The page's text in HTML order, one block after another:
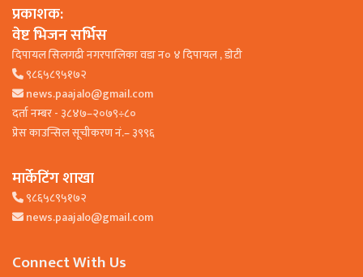
प्रकाशक:
वेष्ट भिजन सर्भिस
दिपायल सिलगढी नगरपालिका वडा न० ४ दिपायल , डाेटी
९८६५८९५१७२
news.paajalo@gmail.com
दर्ता नम्बर - ३८४७–२०७९÷८०
प्रेस काउन्सिल सूचीकरण नं.– ३९९६
मार्केटिंग शाखा
९८६५८९५१७२
news.paajalo@gmail.com
Connect With Us